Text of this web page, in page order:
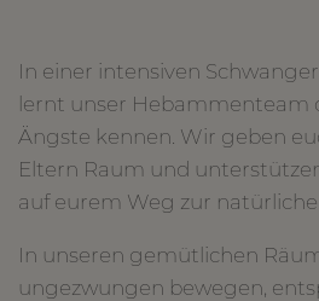
In einer intensiven
lernt unser Hebammenteam
Ängste kennen. Wir geben
Eltern Raum und
auf eurem Weg zur
In unseren gemütlichen
ungezwungen bewegen,